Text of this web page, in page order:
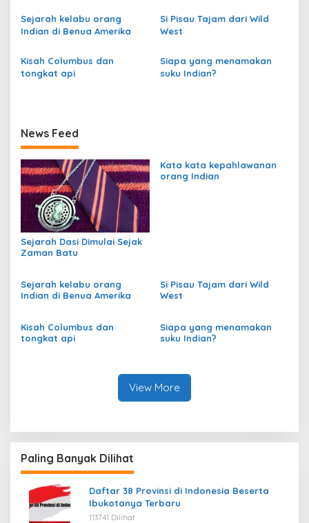
Sejarah kelabu orang
Indian di Benua Amerika
Si Pisau Tajam dari Wild
West
Kisah Columbus dan
tongkat api
Siapa yang menamakan
suku Indian?
News Feed
Sejarah Dasi Dimulai Sejak
Zaman Batu
Kata kata kepahlawanan
orang Indian
Sejarah kelabu orang
Indian di Benua Amerika
Si Pisau Tajam dari Wild
West
Kisah Columbus dan
tongkat api
Siapa yang menamakan
suku Indian?
View More
Paling Banyak Dilihat
Daftar 38 Provinsi di Indonesia Beserta
Ibukotanya Terbaru
113741 Dilihat